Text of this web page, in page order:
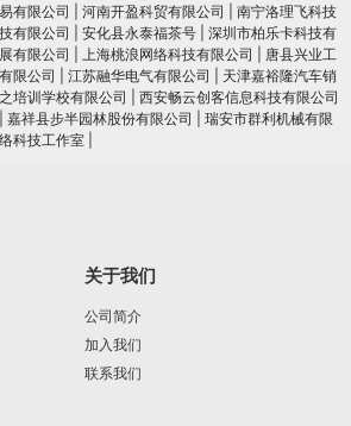
有限公司 河南开盈科贸有限公司
南宁洛理飞科技
有限公司 安化县永泰福茶号
深圳市柏乐卡科技有
有限公司 上海桃浪网络科技有限公司
唐县兴业工
限公司 江苏融华电气有限公司
天津嘉裕隆汽车销
培训学校有限公司
西安畅云创客信息科技有限公司
嘉祥县步半园林股份有限公司
瑞安市群利机械有限
科技工作室
关于我们
公司简介
加入我们
联系我们